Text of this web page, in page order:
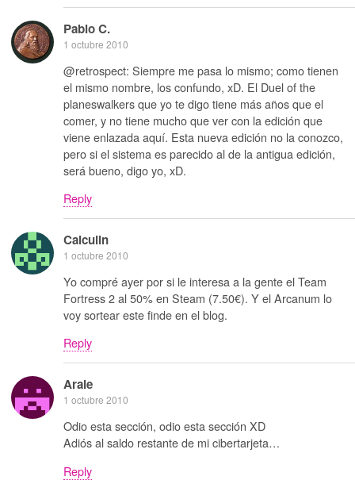
Pablo C.
1 octubre 2010
@retrospect: Siempre me pasa lo mismo; como tienen
el mismo nombre, los confundo, xD. El Duel of the
planeswalkers que yo te digo tiene más años que el
comer, y no tiene mucho que ver con la edición que
viene enlazada aquí. Esta nueva edición no la conozco,
pero si el sistema es parecido al de la antigua edición,
será bueno, digo yo, xD.
Reply
Calculin
1 octubre 2010
Yo compré ayer por si le interesa a la gente el Team
Fortress 2 al 50% en Steam (7.50€). Y el Arcanum lo
voy sortear este finde en el blog.
Reply
Arale
1 octubre 2010
Odio esta sección, odio esta sección XD
Adiós al saldo restante de mi cibertarjeta…
Reply